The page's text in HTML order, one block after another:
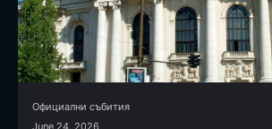
Официални събития
June 24, 2026